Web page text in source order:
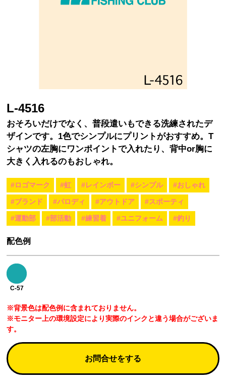
L-4516
おそろいだけでなく、普段遣いもできる洗練されたデ
ザインです。1色でシンプルにプリントがおすすめ。T
シャツの左胸にワンポイントで入れたり、背中or胸に
大きく入れるのもおしゃれ。
#ロゴマーク #虹 #レインボー #シンプル #おしゃれ
#ブランド #パロディ #アウトドア #スポーティ
#運動部 #部活動 #練習着 #ユニフォーム #釣り
配色例
C-57
※背景色は配色例に含まれておりません。
※モニター上の環境設定により実際のインクと違う場合がございま
す。
お問合せをする